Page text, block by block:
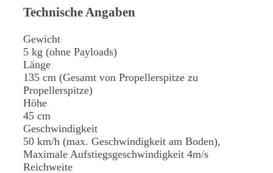
Technische Angaben
Gewicht
5 kg (ohne Payloads)
Länge
135 cm (Gesamt von Propellerspitze zu
Propellerspitze)
Höhe
45 cm
Geschwindigkeit
50 km/h (max. Geschwindigkeit am Boden),
Maximale Aufstiegsgeschwindigkeit 4m/s
Reichweite